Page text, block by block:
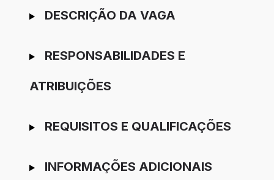
Ir para candidatura
DESCRIÇÃO DA VAGA
RESPONSABILIDADES E
ATRIBUIÇÕES
REQUISITOS E QUALIFICAÇÕES
INFORMAÇÕES ADICIONAIS